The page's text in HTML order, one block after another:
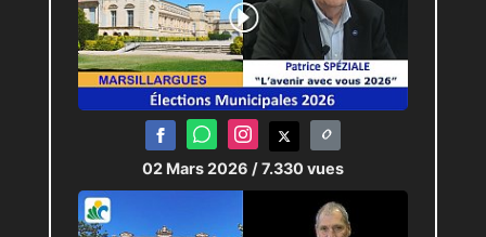
02 Mars 2026 / 7.330 vues